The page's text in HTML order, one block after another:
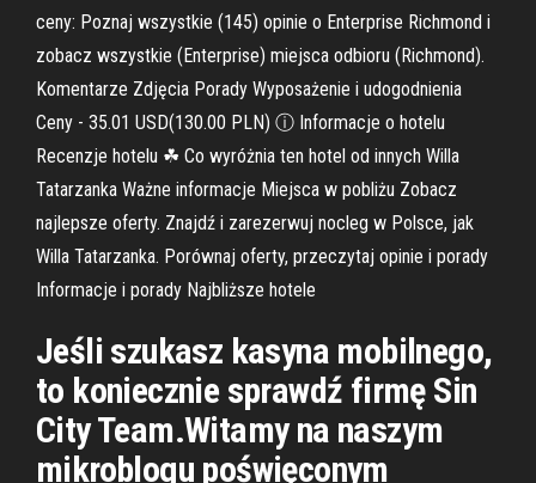
ceny: Poznaj wszystkie (145) opinie o Enterprise Richmond i
zobacz wszystkie (Enterprise) miejsca odbioru (Richmond).
Komentarze Zdjęcia Porady Wyposażenie i udogodnienia
Ceny - 35.01 USD(130.00 PLN) ⓘ Informacje o hotelu
Recenzje hotelu ☘ Co wyróżnia ten hotel od innych Willa
Tatarzanka Ważne informacje Miejsca w pobliżu Zobacz
najlepsze oferty. Znajdź i zarezerwuj nocleg w Polsce, jak
Willa Tatarzanka. Porównaj oferty, przeczytaj opinie i porady
Informacje i porady Najbliższe hotele
Jeśli szukasz kasyna mobilnego,
to koniecznie sprawdź firmę Sin
City Team.Witamy na naszym
mikroblogu poświęconym